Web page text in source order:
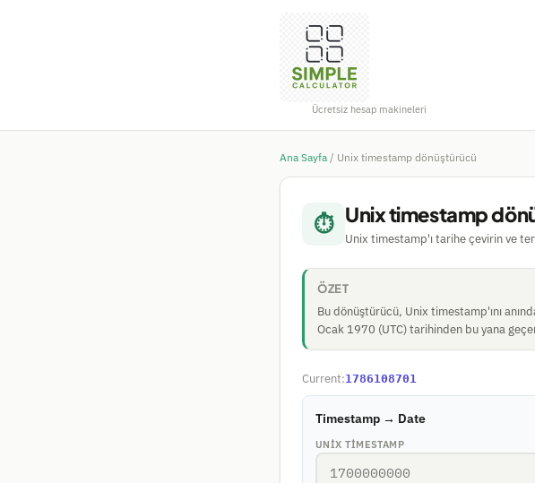
Ücretsiz hesap makineleri
Ana Sayfa / Unix timestamp dönüştürücü
⏱ Unix timestamp
Unix timestamp'ı tarihe çevirin ve
ÖZET
Bu dönüştürücü, Unix timestamp'ını
Ocak 1970 (UTC) tarihinden bu yana
Current:1786108702
Timestamp → Date
UNIX TIMESTAMP